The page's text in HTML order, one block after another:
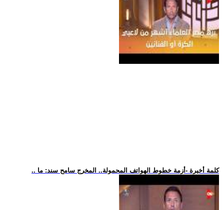
.. كلمة أخيرة -أزمة خطوط الهواتف المحمولة.. المخرج سامح سند: ما